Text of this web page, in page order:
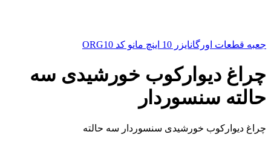
جعبه قطعات اورگانایزر 10 اینچ مانو کد ORG10
چراغ دیوارکوب خورشیدی سه
حالته سنسوردار
چراغ دیوارکوب خورشیدی سنسوردار سه حالته